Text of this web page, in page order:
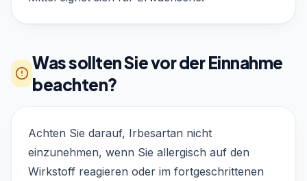
Was sollten Sie vor der Einnahme
beachten?
Achten Sie darauf, Irbesartan nicht
einzunehmen, wenn Sie allergisch auf den
Wirkstoff reagieren oder im fortgeschrittenen